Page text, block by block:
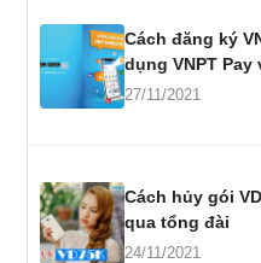
Cách đăng ký
dụng VNPT Pay
27/11/2021
Cách hủy gói
qua tổng đài
24/11/2021